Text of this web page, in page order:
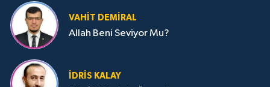
VAHIT DEMIRAL
Allah Beni Seviyor Mu?
İDRIS KALAY